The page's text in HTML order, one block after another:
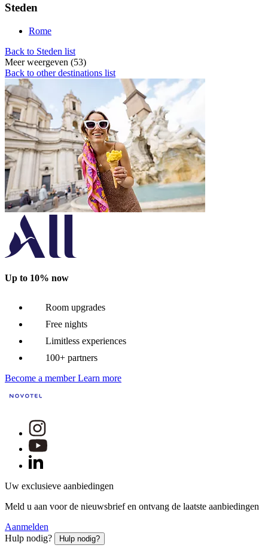
Steden
Rome
Back to Steden list
Meer weergeven (53)
Back to other destinations list
Up to 10% now
Room upgrades
Free nights
Limitless experiences
100+ partners
Become a member Learn more
Uw exclusieve aanbiedingen
Meld u aan voor de nieuwsbrief en ontvang de laatste aanbiedingen
Aanmelden
Hulp nodig?
Hulp nodig?